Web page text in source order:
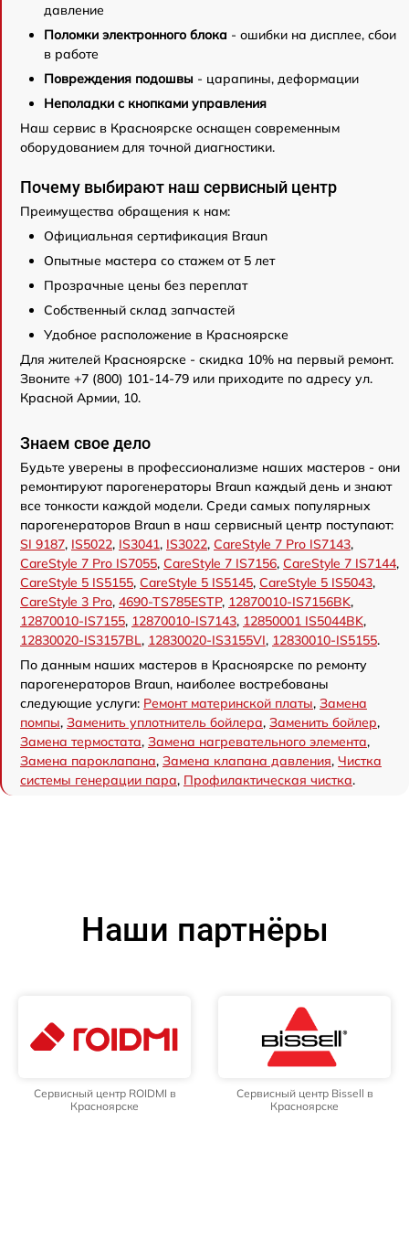
давление
Поломки электронного блока - ошибки на дисплее, сбои
в работе
Повреждения подошвы - царапины, деформации
Неполадки с кнопками управления
Наш сервис в Красноярске оснащен современным
оборудованием для точной диагностики.
Почему выбирают наш сервисный центр
Преимущества обращения к нам:
Официальная сертификация Braun
Опытные мастера со стажем от 5 лет
Прозрачные цены без переплат
Собственный склад запчастей
Удобное расположение в Красноярске
Для жителей Красноярске - скидка 10% на первый ремонт.
Звоните +7 (800) 101-14-79 или приходите по адресу ул.
Красной Армии, 10.
Знаем свое дело
Будьте уверены в профессионализме наших мастеров - они
ремонтируют парогенераторы Braun каждый день и знают
все тонкости каждой модели. Среди самых популярных
парогенераторов Braun в наш сервисный центр поступают:
SI 9187, IS5022, IS3041, IS3022, CareStyle 7 Pro IS7143,
CareStyle 7 Pro IS7055, CareStyle 7 IS7156, CareStyle 7 IS7144,
CareStyle 5 IS5155, CareStyle 5 IS5145, CareStyle 5 IS5043,
CareStyle 3 Pro, 4690-TS785ESTP, 12870010-IS7156BK,
12870010-IS7155, 12870010-IS7143, 12850001 IS5044BK,
12830020-IS3157BL, 12830020-IS3155VI, 12830010-IS5155.
По данным наших мастеров в Красноярске по ремонту
парогенераторов Braun, наиболее востребованы
следующие услуги: Ремонт материнской платы, Замена
помпы, Заменить уплотнитель бойлера, Заменить бойлер,
Замена термостата, Замена нагревательного элемента,
Замена пароклапана, Замена клапана давления, Чистка
системы генерации пара, Профилактическая чистка.
Наши партнёры
Сервисный центр ROIDMI в
Красноярске
Сервисный центр Bissell в
Красноярске